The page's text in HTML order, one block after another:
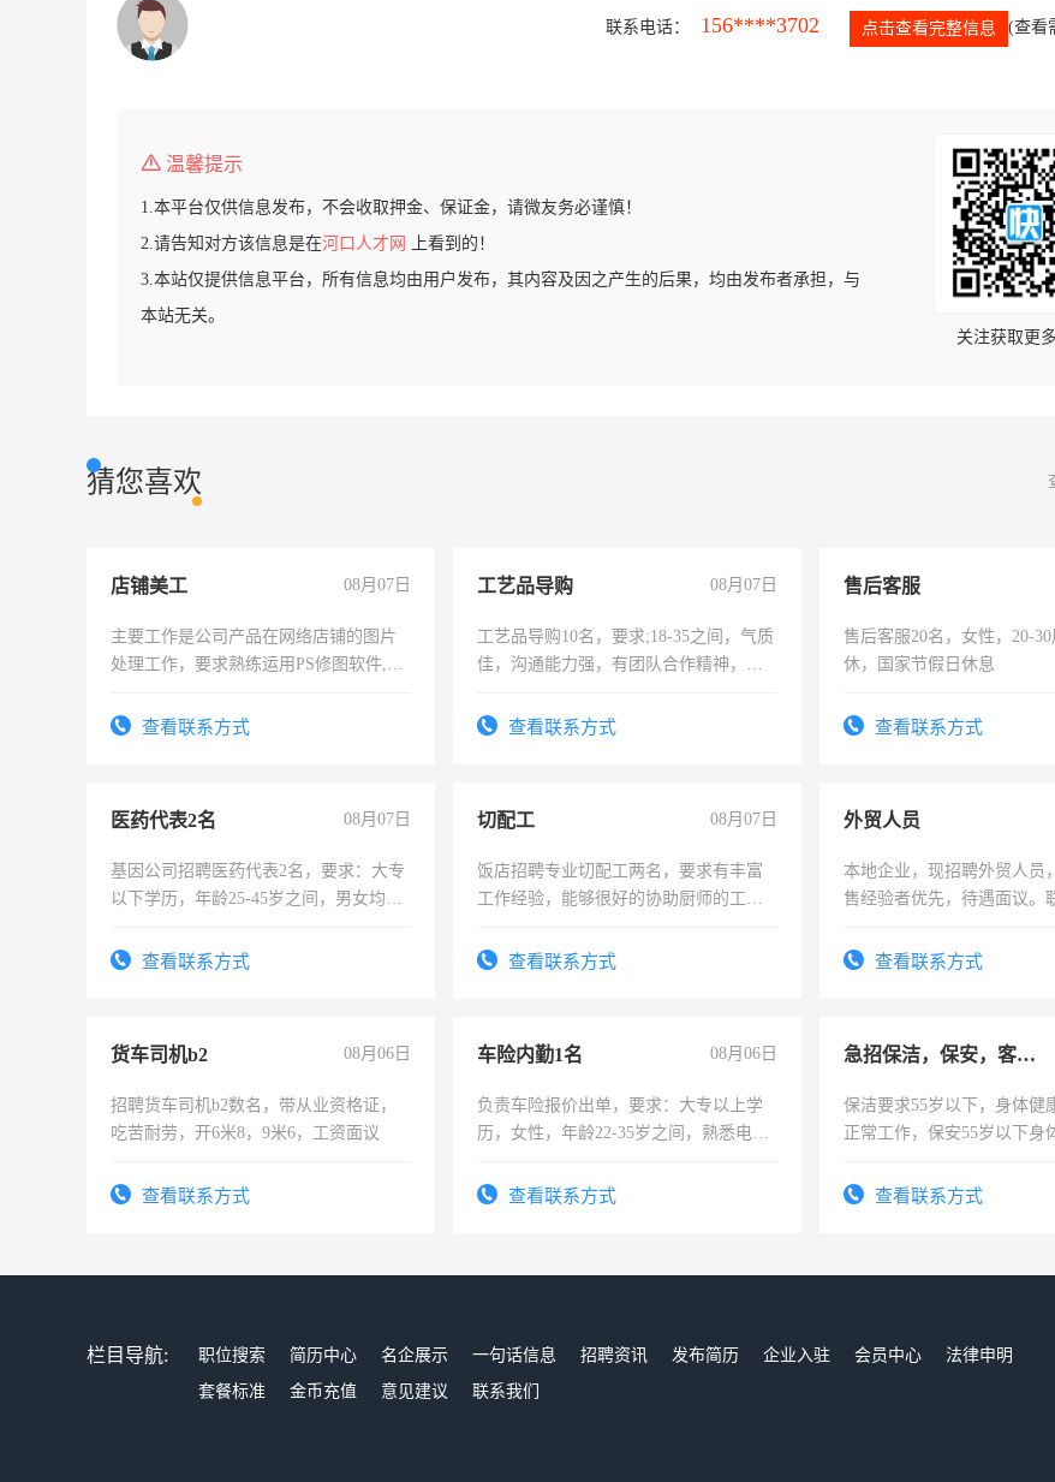
联系电话： 156****3702 点击查看完整信息 (查看
温馨提示
1.本平台仅供信息发布，不会收取押金、保证金，请微友务必谨慎！
2.请告知对方该信息是在河口人才网
上看到的！
3.本站仅提供信息平台，所有信息均由用户发布，其内容及因之产生的后果，均由发布者承担，与
本站无关。
关注获取更
猜您喜欢
店铺美工 08月07日
主要工作是公司产品在网络店铺的图片
处理工作，要求熟练运用PS修图软件,工
查看联系方式
工艺品导购 08月07日
工艺品导购10名，要求;18-35之间，气质
佳，沟通能力强，有团队合作精神，有
查看联系方式
售后客服
售后客服20名，女性，20-
休，国家节假日休息
查看联系方式
医药代表2名 08月07日
基因公司招聘医药代表2名，要求：大专
以下学历，年龄25-45岁之间，男女均
表或者有医学资质的优先，底薪+绩效，
查看联系方式
切配工 08月07日
饭店招聘专业切配工两名，要求有丰富
工作经验，能够很好的协助厨师的工
4500。查看联系方式
外贸人员
本地企业，现招聘外贸人员
售经验者优先，待遇面议。
查看联系方式
货车司机b2 08月06日
招聘货车司机b2数名，带从业资格证，
吃苦耐劳，开6米8，9米6，工资面议
查看联系方式
车险内勤1名 08月06日
负责车险报价出单，要求：大专以上学
历，女性，年龄22-35岁之间，熟悉电脑
试用期1-3个月，转正后交纳五险，
查看联系方式
急招保洁，保安，客服，工程
保洁要求55岁以下，身体健
正常工作，保安55岁以下身
录，客服要求45岁以下高中
查看联系方式
栏目导航: 职位搜索 简历中心 名企展示 一句话信息 招聘资讯 发布简历 企业入驻 会员中心
法律申明
套餐标准
金币充值 意见建议 联系我们